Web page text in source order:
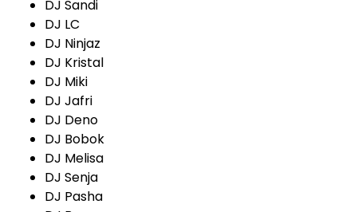
DJ Sandi
DJ LC
DJ Ninjaz
DJ Kristal
DJ Miki
DJ Jafri
DJ Deno
DJ Bobok
DJ Melisa
DJ Senja
DJ Pasha